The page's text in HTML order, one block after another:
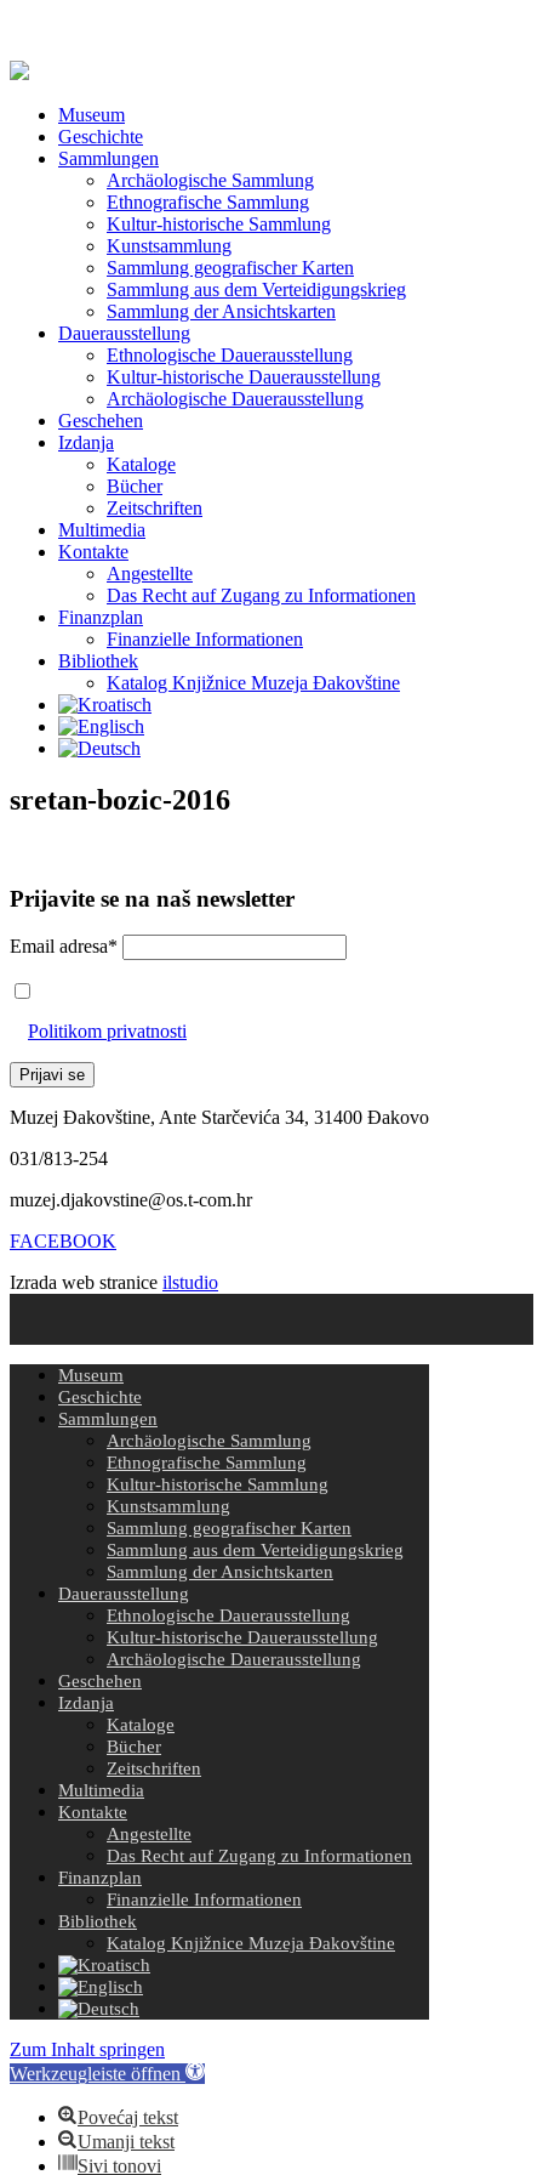
Museum
Geschichte
Sammlungen
Archäologische Sammlung
Ethnografische Sammlung
Kultur-historische Sammlung
Kunstsammlung
Sammlung geografischer Karten
Sammlung aus dem Verteidigungskrieg
Sammlung der Ansichtskarten
Dauerausstellung
Ethnologische Dauerausstellung
Kultur-historische Dauerausstellung
Archäologische Dauerausstellung
Geschehen
Izdanja
Kataloge
Bücher
Zeitschriften
Multimedia
Kontakte
Angestellte
Das Recht auf Zugang zu Informationen
Finanzplan
Finanzielle Informationen
Bibliothek
Katalog Knjižnice Muzeja Đakovštine
sretan-bozic-2016
Prijavite se na naš newsletter
Email adresa*
Politikom privatnosti
Muzej Đakovštine, Ante Starčevića 34, 31400 Đakovo
031/813-254
muzej.djakovstine@os.t-com.hr
FACEBOOK
Izrada web stranice ilstudio
Museum
Geschichte
Sammlungen
Archäologische Sammlung
Ethnografische Sammlung
Kultur-historische Sammlung
Kunstsammlung
Sammlung geografischer Karten
Sammlung aus dem Verteidigungskrieg
Sammlung der Ansichtskarten
Dauerausstellung
Ethnologische Dauerausstellung
Kultur-historische Dauerausstellung
Archäologische Dauerausstellung
Geschehen
Izdanja
Kataloge
Bücher
Zeitschriften
Multimedia
Kontakte
Angestellte
Das Recht auf Zugang zu Informationen
Finanzplan
Finanzielle Informationen
Bibliothek
Katalog Knjižnice Muzeja Đakovštine
Zum Inhalt springen
Werkzeugleiste öffnen
Povećaj tekst
Umanji tekst
Sivi tonovi